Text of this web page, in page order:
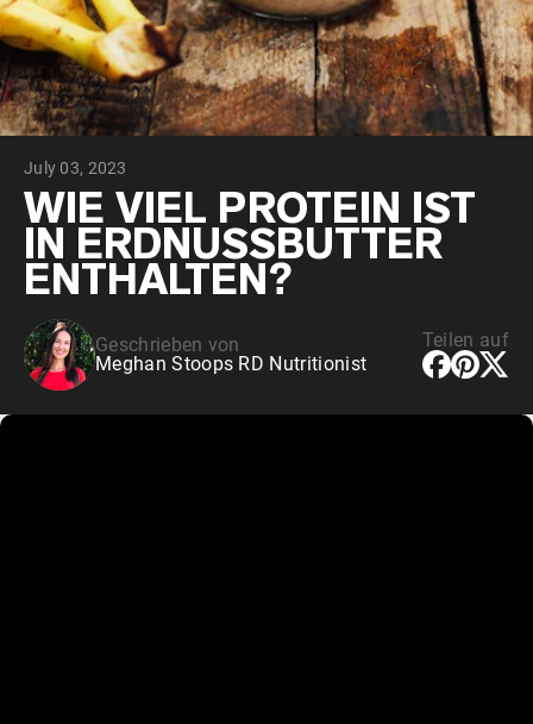
July 03, 2023
WIE VIEL PROTEIN IST
IN ERDNUSSBUTTER
ENTHALTEN?
Geschrieben von
Meghan Stoops RD Nutritionist
Teilen auf